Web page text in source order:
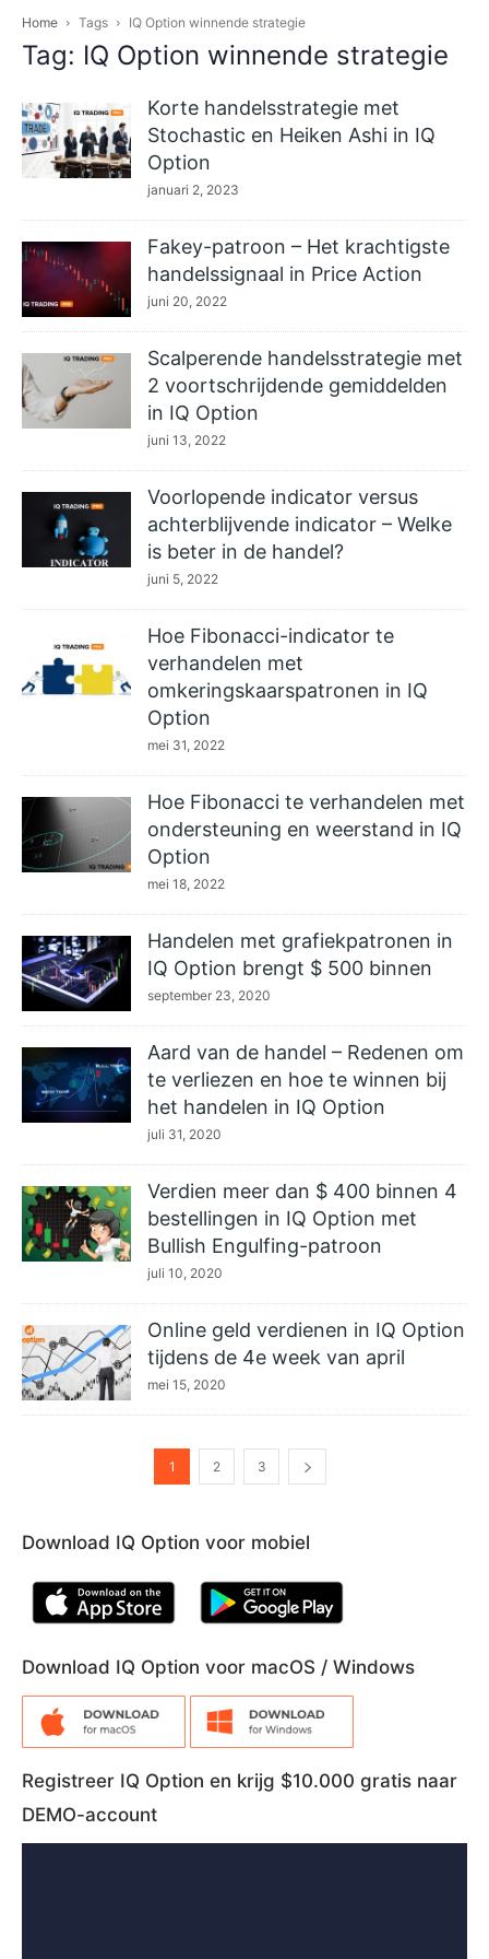
Home Tags IQ Option winnende strategie
Tag: IQ Option winnende strategie
Korte handelsstrategie met
Stochastic en Heiken Ashi in IQ
Option
januari 2, 2023
Fakey-patroon – Het krachtigste
handelssignaal in Price Action
juni 20, 2022
Scalperende handelsstrategie met
2 voortschrijdende gemiddelden
in IQ Option
juni 13, 2022
Voorlopende indicator versus
achterblijvende indicator – Welke
is beter in de handel?
juni 5, 2022
Hoe Fibonacci-indicator te
verhandelen met
omkeringskaarspatronen in IQ
Option
mei 31, 2022
Hoe Fibonacci te verhandelen met
ondersteuning en weerstand in IQ
Option
mei 18, 2022
Handelen met grafiekpatronen in
IQ Option brengt $ 500 binnen
september 23, 2020
Aard van de handel – Redenen om
te verliezen en hoe te winnen bij
het handelen in IQ Option
juli 31, 2020
Verdien meer dan $ 400 binnen 4
bestellingen in IQ Option met
Bullish Engulfing-patroon
juli 10, 2020
Online geld verdienen in IQ Option
tijdens de 4e week van april
mei 15, 2020
1 2 3
Download IQ Option voor mobiel
Download IQ Option voor macOS / Windows
Registreer IQ Option en krijg $10.000 gratis naar
DEMO-account